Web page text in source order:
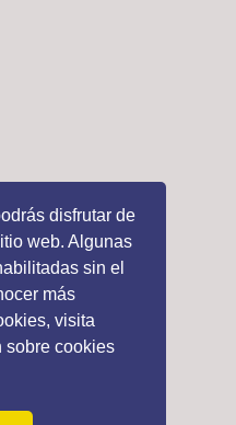
disfrutar de
web. Algunas
sin el
más
visita
sobre cookies